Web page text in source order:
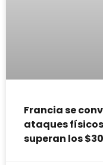
Francia se
ataques
superan los